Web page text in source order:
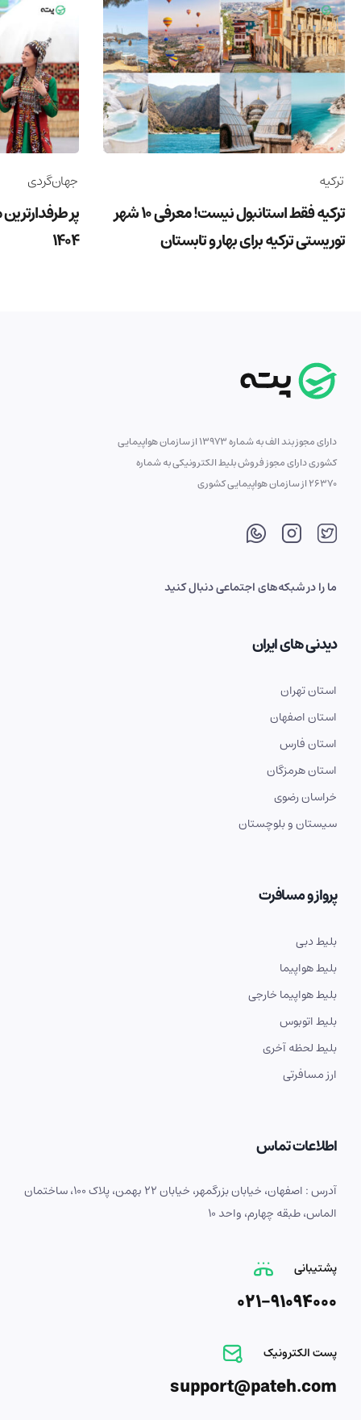
ترکیه
ترکیه فقط استانبول نیست! معرفی 10 شهر
توریستی ترکیه برای بهار و تابستان
جهان‌گردی
پر
1404
دارای مجوز بند الف به شماره 13973 از سازمان هواپیمایی
کشوری دارای مجوز فروش بلیط الکترونیکی به شماره
26370 از سازمان هواپیمایی کشوری
ما را در شبکه‌های اجتماعی دنبال کنید
دیدنی های ایران
استان تهران
استان اصفهان
استان فارس
استان هرمزگان
خراسان رضوی
سیستان و بلوچستان
پرواز و مسافرت
بلیط دبی
بلیط هواپیما
بلیط هواپیما خارجی
بلیط اتوبوس
بلیط لحظه آخری
ارز مسافرتی
اطلاعات تماس
آدرس : اصفهان، خیابان بزرگمهر، خیابان 22 بهمن، پلاک 100، ساختمان
الماس، طبقه چهارم، واحد 10
پشتیبانی
021-91094000
پست الکترونیک
support@pateh.com